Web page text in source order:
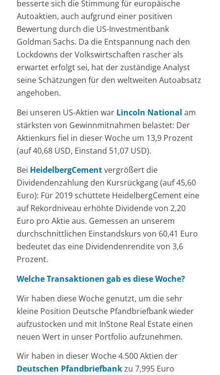
besserte sich die Stimmung für europäische
Autoaktien, auch aufgrund einer positiven
Bewertung durch die US-Investmentbank
Goldman Sachs. Da die Entspannung nach den
Lockdowns der Volkswirtschaften rascher als
erwartet erfolgt sei, hat der zuständige Analyst
seine Schätzungen für den weltweiten Autoabsatz
angehoben.
Bei unseren US-Aktien war Lincoln National am
stärksten von Gewinnmitnahmen belastet: Der
Aktienkurs fiel in dieser Woche um 13,9 Prozent
(auf 40,68 USD, Einstand 51,07 USD).
Bei HeidelbergCementvergrößert die
Dividendenzahlung den Kursrückgang (auf 45,60
Euro): Für 2019 schüttete HeidelbergCement eine
auf Rekordniveau erhöhte Dividende von 2,20
Euro pro Aktie aus. Gemessen an unserem
durchschnittlichen Einstandskurs von 60,41 Euro
bedeutet das eine Dividendenrendite von 3,6
Prozent.
Welche Transaktionen gab es diese Woche?
Wir haben diese Woche genutzt, um die sehr
kleine Position Deutsche Pfandbriefbank wieder
aufzustocken und mit InStone Real Estate einen
neuen Wert in unser Portfolio aufzunehmen.
Wir haben in dieser Woche 4.500 Aktien der
Deutschen Pfandbriefbankzu 7,995 Euro